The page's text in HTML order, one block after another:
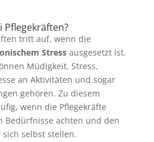
Pflegekräften?
tritt auf, wenn die
Stressausgesetzt ist.
Müdigkeit, Stress,
an Aktivitäten und sogar
gehören. Zu diesem
wenn die Pflegekräfte
Bedürfnisse achten und den
selbst stellen.